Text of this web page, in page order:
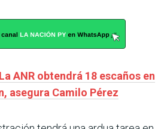
ANR obtendrá 18 escaños en
asegura Camilo Pérez